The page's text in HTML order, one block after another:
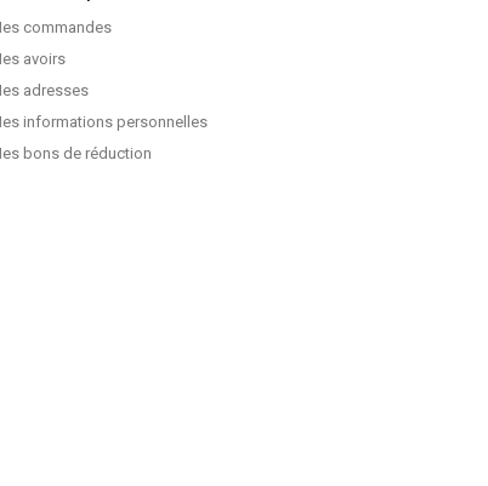
commandes
avoirs
adresses
informations personnelles
bons de réduction